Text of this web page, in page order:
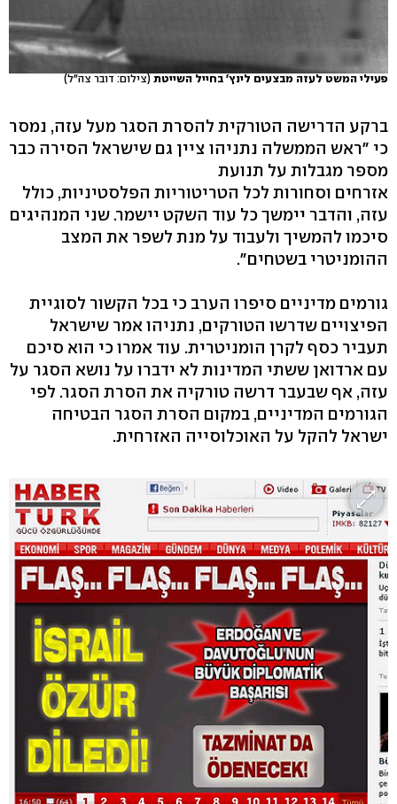
פעילי המשט לעזה מבצעים לינץ' בחייל השייטת (צילום: דובר צה"ל)
ברקע הדרישה הטורקית להסרת הסגר מעל עזה, נמסר
כי "ראש הממשלה נתניהו ציין גם שישראל הסירה כבר
מספר מגבלות על תנועת
אזרחים וסחורות לכל הטריטוריות הפלסטיניות, כולל
עזה, והדבר יימשך כל עוד השקט יישמר. שני המנהיגים
סיכמו להמשיך ולעבוד על מנת לשפר את המצב
ההומניטרי בשטחים".
גורמים מדיניים סיפרו הערב כי בכל הקשור לסוגיית
הפיצויים שדרשו הטורקים, נתניהו אמר שישראל
תעביר כסף לקרן הומניטרית. עוד אמרו כי הוא סיכם
עם ארדואן ששתי המדינות לא ידברו על נושא הסגר על
עזה, אף שבעבר דרשה טורקיה את הסרת הסגר. לפי
הגורמים המדיניים, במקום הסרת הסגר הבטיחה
ישראל להקל על האוכלוסייה האזרחית.